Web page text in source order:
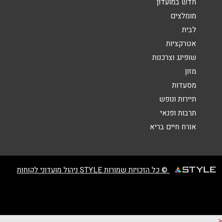
הודעה*מומלצים
לבית
אטרקציות
שופינג וצרכנות
מזון
מסעדות
תיירות ונופש
תרבות ופנאי
אורח חיים בריא
© כל הזכויות שמורות STYLE ניהול מועדוני לקוחות